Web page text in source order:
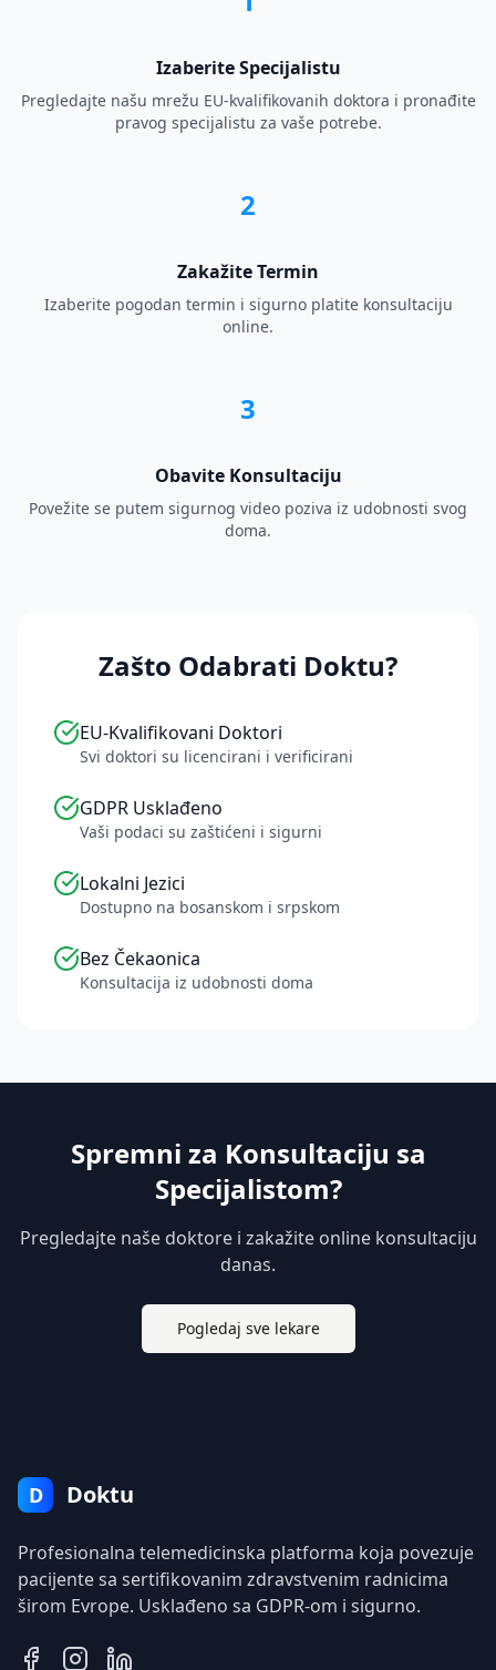
Izaberite Specijalistu
Pregledajte našu mrežu EU-kvalifikovanih doktora i pronađite
pravog specijalistu za vaše potrebe.
2
Zakažite Termin
Izaberite pogodan termin i sigurno platite konsultaciju
online.
3
Obavite Konsultaciju
Povežite se putem sigurnog video poziva iz udobnosti svog
doma.
Zašto Odabrati Doktu?
EU-Kvalifikovani Doktori
Svi doktori su licencirani i verificirani
GDPR Usklađeno
Vaši podaci su zaštićeni i sigurni
Lokalni Jezici
Dostupno na bosanskom i srpskom
Bez Čekaonica
Konsultacija iz udobnosti doma
Spremni za Konsultaciju sa
Specijalistom?
Pregledajte naše doktore i zakažite online konsultaciju
danas.
Pogledaj sve lekare
D Doktu
Profesionalna telemedicinska platforma koja povezuje
pacijente sa sertifikovanim zdravstvenim radnicima
širom Evrope. Usklađeno sa GDPR-om i sigurno.